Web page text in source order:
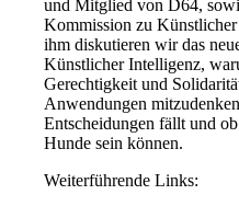
und Mitglied von D64,
Kommission zu
ihm diskutieren wir das
Künstlicher Intelligenz,
Gerechtigkeit und
Anwendungen
Entscheidungen fällt und
Hunde sein können.
Weiterführende Links: